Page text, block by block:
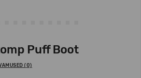
Puff Boot
(0)